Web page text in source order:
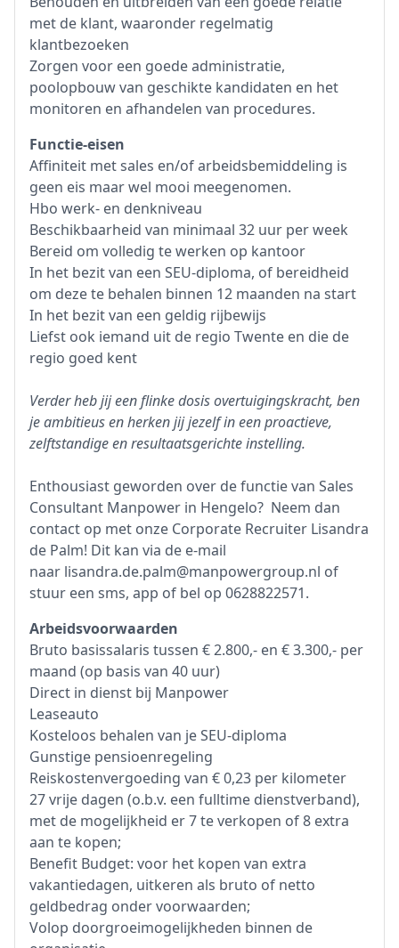
met de klant, waaronder regelmatig
klantbezoeken
Zorgen voor een goede administratie,
poolopbouw van geschikte kandidaten en het
monitoren en afhandelen van procedures.
Functie-eisen
Affiniteit met sales en/of arbeidsbemiddeling is
geen eis maar wel mooi meegenomen.
Hbo werk- en denkniveau
Beschikbaarheid van minimaal 32 uur per week
Bereid om volledig te werken op kantoor
In het bezit van een SEU-diploma, of bereidheid
om deze te behalen binnen 12 maanden na start
In het bezit van een geldig rijbewijs
Liefst ook iemand uit de regio Twente en die de
regio goed kent
Verder heb jij een flinke dosis overtuigingskracht, ben
je ambitieus en herken jij jezelf in een proactieve,
zelftstandige en resultaatsgerichte instelling.
Enthousiast geworden over de functie van Sales
Consultant Manpower in Hengelo? Neem dan
contact op met onze Corporate Recruiter Lisandra
de Palm! Dit kan via de e-mail
naar lisandra.de.palm@manpowergroup.nl of
stuur een sms, app of bel op 0628822571.
Arbeidsvoorwaarden
Bruto basissalaris tussen € 2.800,- en € 3.300,- per
maand (op basis van 40 uur)
Direct in dienst bij Manpower
Leaseauto
Kosteloos behalen van je SEU-diploma
Gunstige pensioenregeling
Reiskostenvergoeding van € 0,23 per kilometer
27 vrije dagen (o.b.v. een fulltime dienstverband),
met de mogelijkheid er 7 te verkopen of 8 extra
aan te kopen;
Benefit Budget: voor het kopen van extra
vakantiedagen, uitkeren als bruto of netto
geldbedrag onder voorwaarden;
Volop doorgroeimogelijkheden binnen de